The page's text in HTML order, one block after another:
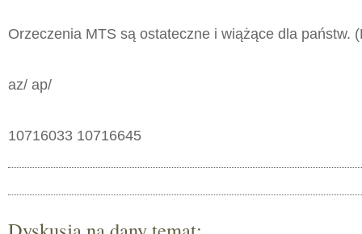
Orzeczenia MTS są ostateczne i wiążące dla państw.
az/ ap/
10716033 10716645